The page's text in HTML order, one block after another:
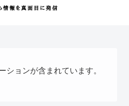
ションが含まれています。